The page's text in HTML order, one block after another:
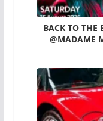
BACK TO THE
@MADAME